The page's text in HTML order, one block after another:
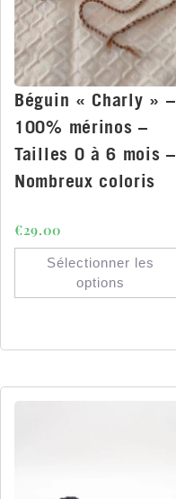
Béguin « Charly » –
100% mérinos –
Tailles 0 à 6 mois –
Nombreux coloris
€29.00
Sélectionner les
options